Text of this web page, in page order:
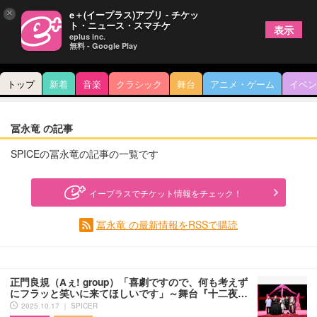
トップ 新着 音楽 クラシック 舞台 アニメ・ゲーム イベ
冨永竜 の記事
SPICEの冨永竜の記事の一覧です
イープラスでチケット情報をチェック！
冨永竜 の最新情報をRSSで購読
正門良規（Aぇ! group）「喜劇ですので、何も考えず
にフラッと笑いに来てほしいです」～舞台『十二夜…
2025.10.17 ｜ SPICER
× e＋(イープラス)アプリ - チケッ
ト・ニュース・スマチケ
eplus inc.
無料 - Google Play
表示